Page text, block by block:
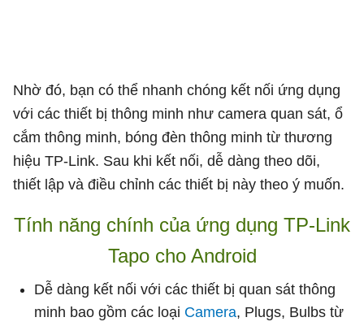
Nhờ đó, bạn có thể nhanh chóng kết nối ứng dụng
với các thiết bị thông minh như camera quan sát, ổ
cắm thông minh, bóng đèn thông minh từ thương
hiệu TP-Link. Sau khi kết nối, dễ dàng theo dõi,
thiết lập và điều chỉnh các thiết bị này theo ý muốn.
Tính năng chính của ứng dụng TP-Link
Tapo cho Android
Dễ dàng kết nối với các thiết bị quan sát thông
minh bao gồm các loại Camera, Plugs, Bulbs từ